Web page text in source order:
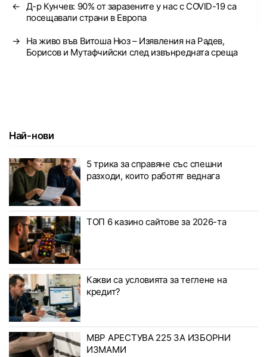
← Д-р Кунчев: 90% от заразените у нас с COVID-19 са
посещавали страни в Европа
→
На живо във Витоша Нюз – Изявления на Радев,
Борисов и Мутафчийски след извънредната среща
Най-нови
5 трика за справяне със спешни
разходи, които работят веднага
ТОП 6 казино сайтове за 2026-та
Какви са условията за теглене на
кредит?
МВР АРЕСТУВА 225 ЗА ИЗБОРНИ
ИЗМАМИ